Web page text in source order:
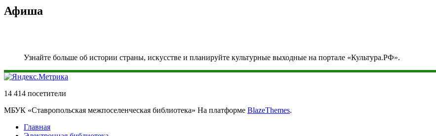
Афиша
Узнайте больше об истории страны, искусстве и планируйте культурные выходные на портале «Культура.РФ».
14 414 посетители
МБУК «Ставропольская межпоселенческая библиотека» На платформе BlazeThemes.
Главная